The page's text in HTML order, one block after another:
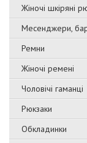
Жіночі шкіряні
Месенджери,
Ремни
Жіночі ремені
Чоловічі гаманці
Рюкзаки
Обкладинки